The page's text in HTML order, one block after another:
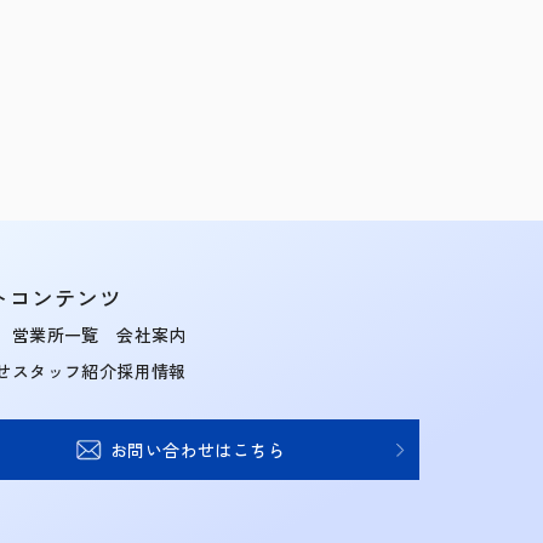
コンテンツ
営業所一覧
スタッフ紹介
会社案内
採用情報
お問い合わせはこちら